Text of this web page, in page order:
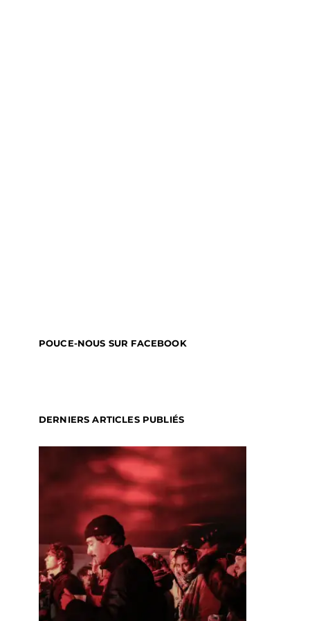
POUCE-NOUS SUR FACEBOOK
DERNIERS ARTICLES PUBLIÉS